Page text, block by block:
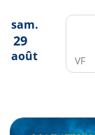
sam.
29
août VF